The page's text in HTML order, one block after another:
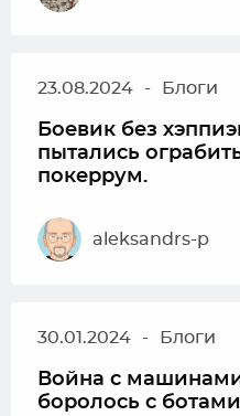
23.08.2024 - Блоги
Боевик без
пытались
покеррум.
aleksandrs-p
30.01.2024 - Блоги
Война с
боролось с